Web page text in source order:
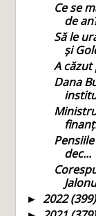
Ce se
de
Să le
și
A căzut
Dana
dec...
►2022(399)